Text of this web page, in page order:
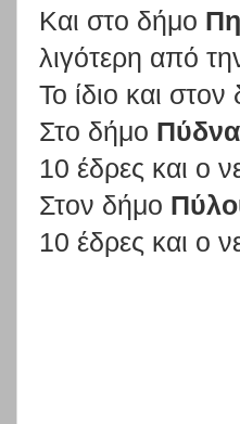
Και στο δήμο
λιγότερη από
Το ίδιο και στον
Στο δήμο
10 έδρες και ο
Στον δήμο
10 έδρες και ο